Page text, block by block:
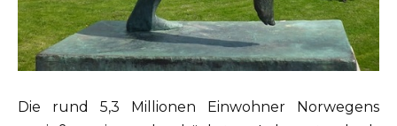
Die rund 5,3 Millionen Einwohner Norwegens